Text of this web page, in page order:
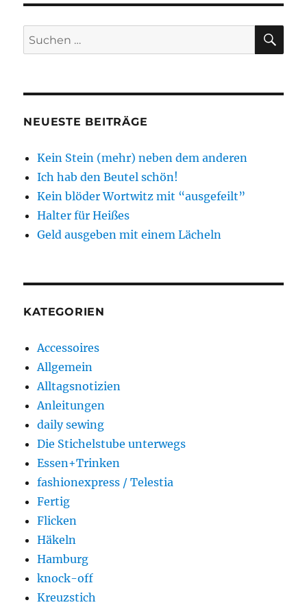
Suchen
nach:
NEUESTE BEITRÄGE
Kein Stein (mehr) neben dem anderen
Ich hab den Beutel schön!
Kein blöder Wortwitz mit “ausgefeilt”
Halter für Heißes
Geld ausgeben mit einem Lächeln
KATEGORIEN
Accessoires
Allgemein
Alltagsnotizien
Anleitungen
daily sewing
Die Stichelstube unterwegs
Essen+Trinken
fashionexpress / Telestia
Fertig
Flicken
Häkeln
Hamburg
knock-off
Kreuzstich